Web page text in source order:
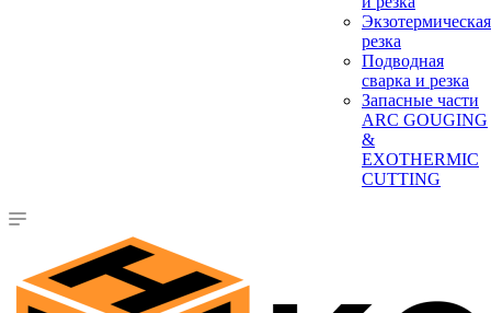
Экзотермическая
резка
Подводная
сварка и резка
Запасные части
ARC GOUGING
&
EXOTHERMIC
CUTTING